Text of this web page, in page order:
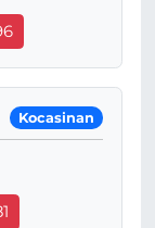
Kocasinan